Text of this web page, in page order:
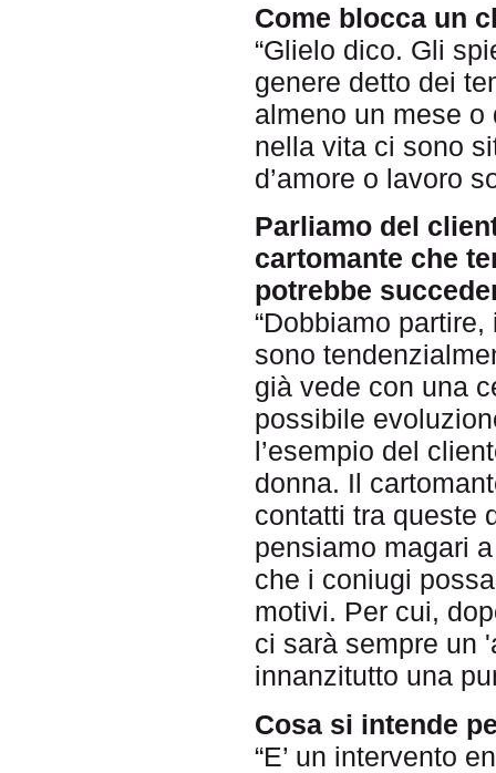
Come blocca un
“Glielo dico. Gli
genere detto dei
almeno un mese
nella vita ci sono
d’amore o lavoro
Parliamo del
cartomante che
potrebbe
“Dobbiamo
sono
già vede con una
possibile
l’esempio del
donna. Il
contatti tra queste
pensiamo magari
che i coniugi
motivi. Per cui,
ci sarà sempre un
innanzitutto una
Cosa si intende
“E’ un intervento